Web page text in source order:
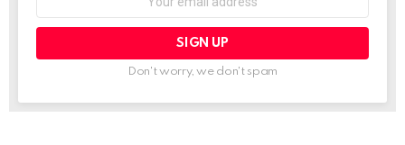
Don't worry, we don't spam